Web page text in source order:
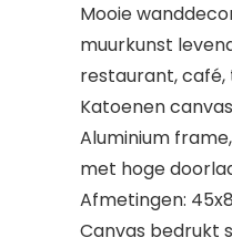
Mooie
muurkunst
restaurant,
Katoenen
Aluminium
met hoge
Afmetingen:
Canvas bedrukt